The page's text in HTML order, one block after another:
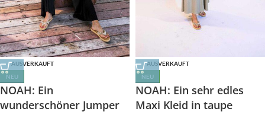
AUSVERKAUFT
NEU
NOAH: Ein
wunderschöner Jumper
AUSVERKAUFT
NEU
NOAH: Ein sehr edles
Maxi Kleid in taupe